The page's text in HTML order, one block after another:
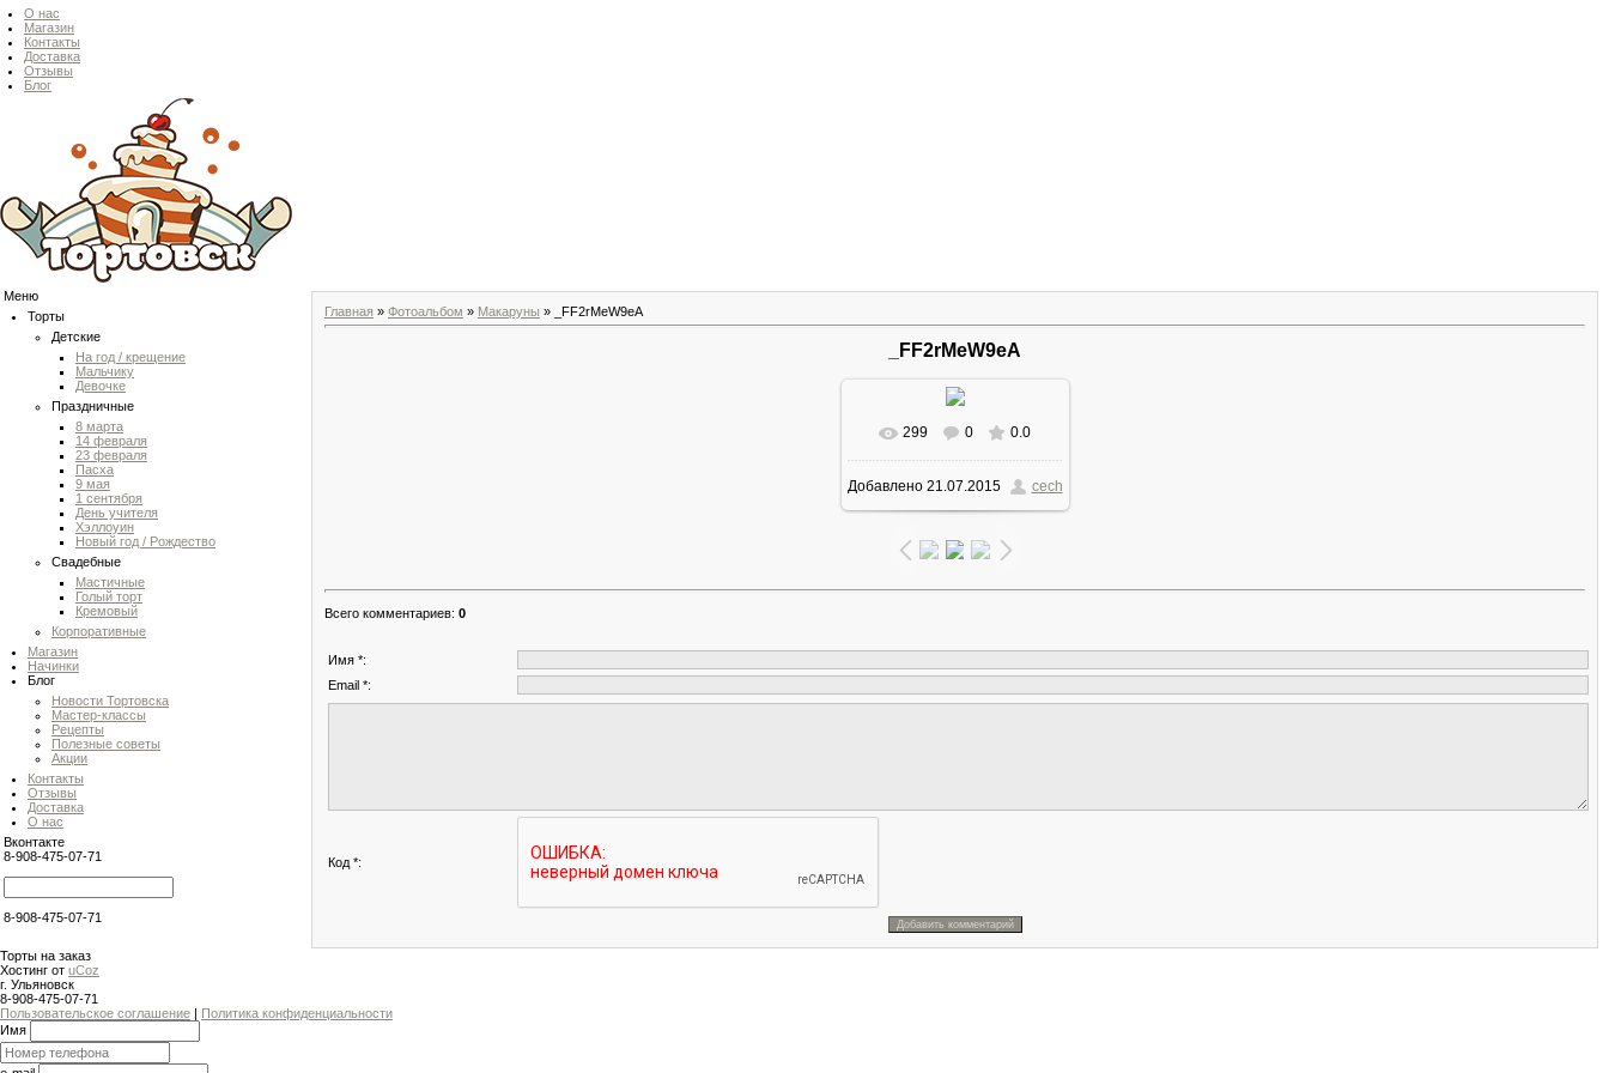
О нас
Магазин
Контакты
Доставка
Отзывы
Блог
Меню
Торты
Детские
На год / крещение
Мальчику
Девочке
Праздничные
8 марта
14 февраля
23 февраля
Пасха
9 мая
1 сентября
День учителя
Хэллоуин
Новый год / Рождество
Свадебные
Мастичные
Голый торт
Кремовый
Корпоративные
Магазин
Начинки
Блог
Новости Тортовска
Мастер-классы
Рецепты
Полезные советы
Акции
Контакты
Отзывы
Доставка
О нас
Вконтакте
8-908-475-07-71
8-908-475-07-71
Главная » Фотоальбом » Макаруны » _FF2rMeW9eA
_FF2rMeW9eA
В реальном размере
472x708 / 38.6Kb
299 0 0.0
Добавлено21.07.2015 cech
Всего комментариев: 0
Имя *:
Email *:
Код *:
Торты на заказ
Хостинг от uCoz
г. Ульяновск
8-908-475-07-71
Пользовательское соглашение | Политика конфиденциальности
Имя